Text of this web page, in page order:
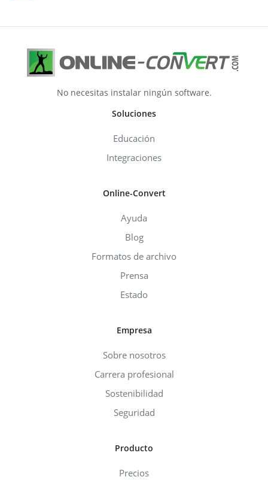
No necesitas instalar ningún software.
Soluciones
Educación
Integraciones
Online-Convert
Ayuda
Blog
Formatos de archivo
Prensa
Estado
Empresa
Sobre nosotros
Carrera profesional
Sostenibilidad
Seguridad
Producto
Precios